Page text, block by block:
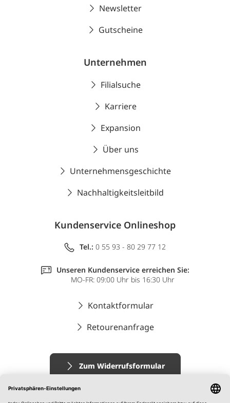
Newsletter
Gutscheine
Unternehmen
Filialsuche
Karriere
Expansion
Über uns
Unternehmensgeschichte
Nachhaltigkeitsleitbild
Kundenservice Onlineshop
Tel.: 0 55 93 - 80 29 77 12
Unseren Kundenservice erreichen Sie:
MO-FR: 09:00 Uhr bis 16:30 Uhr
Kontaktformular
Retourenanfrage
Zum Widerrufsformular